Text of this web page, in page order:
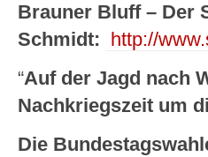
Brauner Bluff – Der
Schmidt:
http://
“Auf der Jagd nach
Nachkriegszeit um
Die